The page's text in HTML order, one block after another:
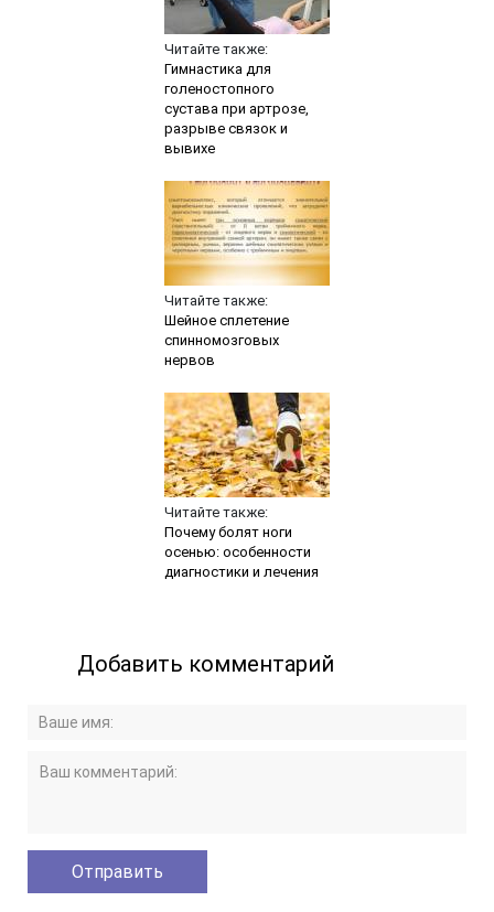
Читайте также:
Гимнастика для
голеностопного
сустава при артрозе,
разрыве связок и
вывихе
Читайте также:
Шейное сплетение
спинномозговых
нервов
Читайте также:
Почему болят ноги
осенью: особенности
диагностики и лечения
Добавить комментарий